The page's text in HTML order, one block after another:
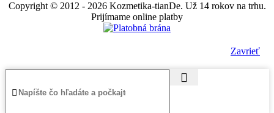
Copyright © 2012 - 2026 Kozmetika-tianDe. Už 14 rokov na trhu.
Prijímame online platby
Zavrieť